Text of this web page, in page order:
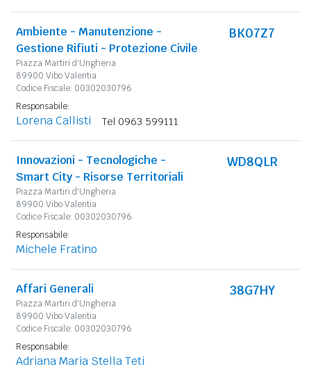
Ambiente - Manutenzione -
Gestione Rifiuti - Protezione Civile
Piazza Martiri d'Ungheria
89900 Vibo Valentia
Codice Fiscale: 00302030796
BK07Z7
Responsabile:
Lorena Callisti Tel 0963 599111
Innovazioni - Tecnologiche -
Smart City - Risorse Territoriali
Piazza Martiri d'Ungheria
89900 Vibo Valentia
Codice Fiscale: 00302030796
WD8QLR
Responsabile:
Michele Fratino
Affari Generali
Piazza Martiri d'Ungheria
89900 Vibo Valentia
Codice Fiscale: 00302030796
38G7HY
Responsabile:
Adriana Maria Stella Teti